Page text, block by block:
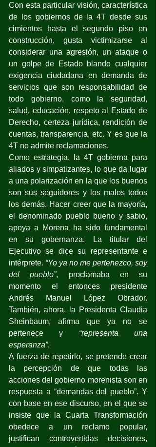
Con esta particular visión, característica
de los gobiernos de la 4T desde sus
cimientos hasta el segundo piso en
construcción, gusta victimizarse al
considerar una agresión, un ataque o
un golpe de Estado blando cualquier
exigencia ciudadana en demanda de
servicios que son responsabilidad de
todo gobierno, como la seguridad,
salud, educación, respeto al Estado de
Derecho, certeza jurídica, rendición de
cuentas, transparencia, etc. Y es que la
4T no admite reclamaciones.
Como estrategia, la 4T gobierna para
aliados y simpatizantes, lo que da lugar
a una polarización en la que los buenos
son sus seguidores y los malos todos
los demás. Hacer creer que la mayoría,
el denominado pueblo bueno y sabio,
apoya a Morena ha sido fundamental
en su gobernanza. La titular del
Ejecutivo se dice su representante e
intérprete. “Yo ya no me pertenezco, soy
del pueblo”, proclamaba en su
momento el entonces presidente
Andrés Manuel López Obrador.
También, ahora, la Presidenta Claudia
Sheinbaum, afirma que ya no se
pertenece y “representa una
esperanza”.
A fuerza de repetirlo, se pretende crear
la percepción de que todas las
acciones del gobierno morenista son en
respuesta a “demandas del pueblo”. Y
con base en ese discurso, en el que se
insiste que la Cuarta Transformación
obedece a un reclamo popular,
justifican controvertidas decisiones,